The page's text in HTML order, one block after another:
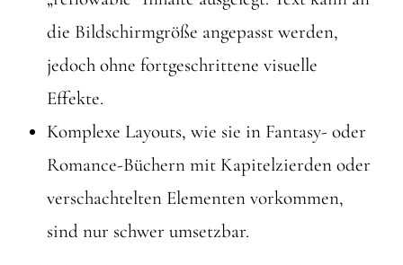
die Bildschirmgröße angepasst werden,
jedoch ohne fortgeschrittene visuelle
Effekte.
Komplexe Layouts, wie sie in Fantasy- oder
Romance-Büchern mit Kapitelzierden oder
verschachtelten Elementen vorkommen,
sind nur schwer umsetzbar.